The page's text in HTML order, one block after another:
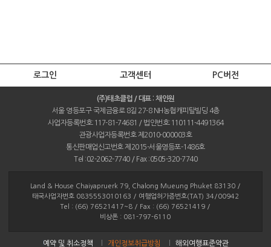
로그인 고객센터 PC버전
(주)태초클럽 / 대표 : 채인원
서울 영등포구 국제금융로 8길 27-8 NH농협캐피탈빌딩 4층
사업자등록번호:117-81-74681 / 법인번호:110111-4491364
관광사업자등록번호 제2010-000003호
통신판매업신고번호 제2015-서울영등포-1486호
Tel :02-2062-7740 / Fax :0505-320-7740
Land & House Chaiyapruerk 79, Chalong Mueung Phuket 83130 /
태국사업자번호 0835553010163 / 여행업허가증번호(TAT) 34/00942
Tel : (66) 76521417~8 / Fax : (66) 76521419 /
비상폰 : 081-797-6110
예약 및 취소정책 개인정보취급방침 해외여행표준약관